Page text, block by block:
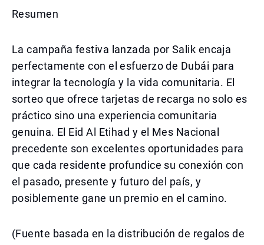
Resumen
La campaña festiva lanzada por Salik encaja
perfectamente con el esfuerzo de Dubái para
integrar la tecnología y la vida comunitaria. El
sorteo que ofrece tarjetas de recarga no solo es
práctico sino una experiencia comunitaria
genuina. El Eid Al Etihad y el Mes Nacional
precedente son excelentes oportunidades para
que cada residente profundice su conexión con
el pasado, presente y futuro del país, y
posiblemente gane un premio en el camino.
(Fuente basada en la distribución de regalos de